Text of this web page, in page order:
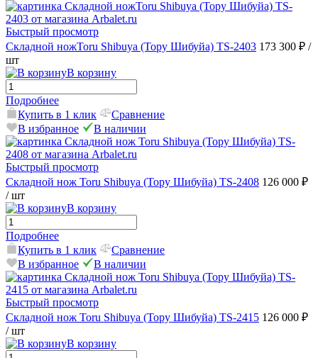
Быстрый просмотр
Складной ножToru Shibuya (Тору Шибуйа) TS-2403 173 300 ₽ /
шт
В корзину
Подробнее
Купить в 1 клик
Сравнение
В избранное
В наличии
Быстрый просмотр
Складной нож Toru Shibuya (Тору Шибуйа) TS-2408 126 000 ₽
/ шт
В корзину
Подробнее
Купить в 1 клик
Сравнение
В избранное
В наличии
Быстрый просмотр
Складной нож Toru Shibuya (Тору Шибуйа) TS-2415 126 000 ₽
/ шт
В корзину